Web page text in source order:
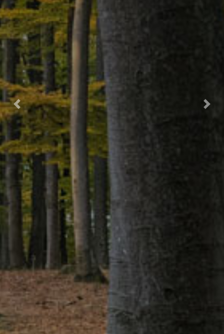
Notícias,
Novidades
e
Artigos
de
Climatização
|
Olimatik
Onde
Comprar
e
Distribuidores
Oficiais
Downloads
e
Documentação
Técnica
|